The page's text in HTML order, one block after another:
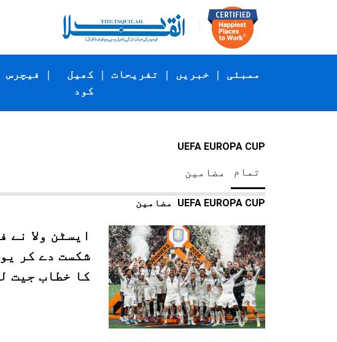
فیچرس |
کھیل
کود
| تفریحات | خبریں | ممبئی
UEFA EUROPA CUP
مضامین تمام
UEFA EUROPA CUP
ایسٹن ولا نے
شکست دے کر
کا خطاب جیت